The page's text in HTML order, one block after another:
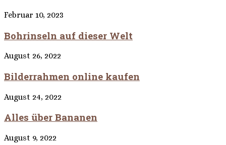
Februar 10, 2023
Bohrinseln auf dieser Welt
August 26, 2022
Bilderrahmen online kaufen
August 24, 2022
Alles über Bananen
August 9, 2022